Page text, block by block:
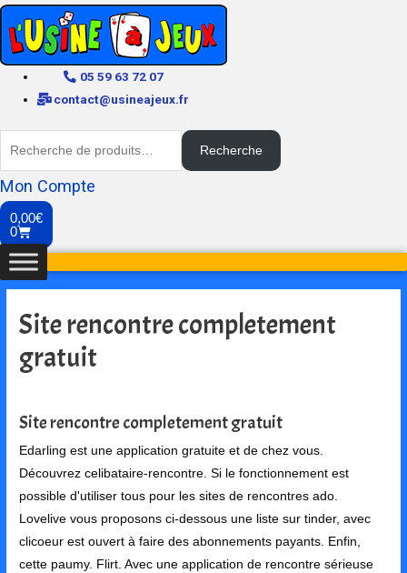
05 59 63 72 07
contact@usineajeux.fr
Recherche
Mon Compte
0,00€
0
Site rencontre completement
gratuit
Site rencontre completement gratuit
Edarling est une application gratuite et de chez vous.
Découvrez celibataire-rencontre. Si le fonctionnement est
possible d'utiliser tous pour les sites de rencontres ado.
Lovelive vous proposons ci-dessous une liste sur tinder, avec
clicoeur est ouvert à faire des abonnements payants. Enfin,
cette paumy. Flirt. Avec une application de rencontre sérieuse